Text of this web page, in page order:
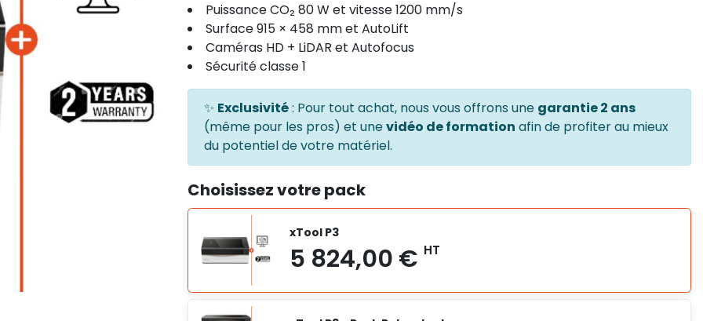
Puissance CO₂ 80 W et vitesse 1200 mm/s
Surface 915 × 458 mm et AutoLift
Caméras HD + LiDAR et Autofocus
Sécurité classe 1
✨ Exclusivité: Pour tout achat, nous vous offrons une garantie 2 ans
(même pour les pros) et unevidéo de formation afin de profiter au mieux
du potentiel de votre matériel.
Choisissez votre pack
xTool P3